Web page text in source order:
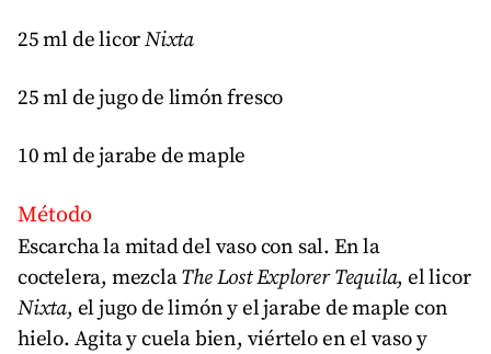
25 ml de licorNixta
25 ml de jugo de limón fresco
10 ml de jarabe de maple
Método
Escarcha la mitad del vaso con sal. En la
coctelera, mezclaThe Lost Explorer Tequila, el licor
Nixta, el jugo de limón y el jarabe de maple con
hielo. Agita y cuela bien, viértelo en el vaso y